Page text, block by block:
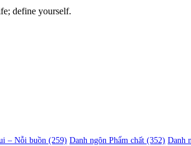
define yourself.
– Nỗi buồn (259) Danh ngôn Phẩm chất (352) Danh